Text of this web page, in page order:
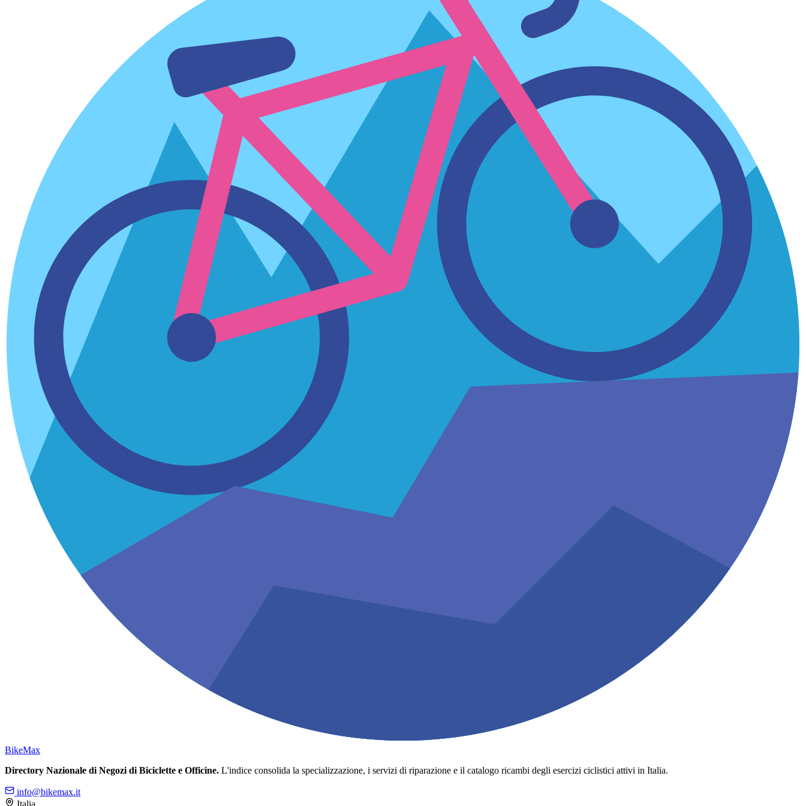
BikeMax
Directory Nazionale di Negozi di Biciclette e Officine. L'indice consolida la specializzazione, i servizi di riparazione e il catalogo ricambi degli esercizi ciclistici attivi in Italia.
info@bikemax.it